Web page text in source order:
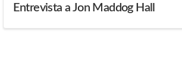
Entrevista a Jon Maddog Hall